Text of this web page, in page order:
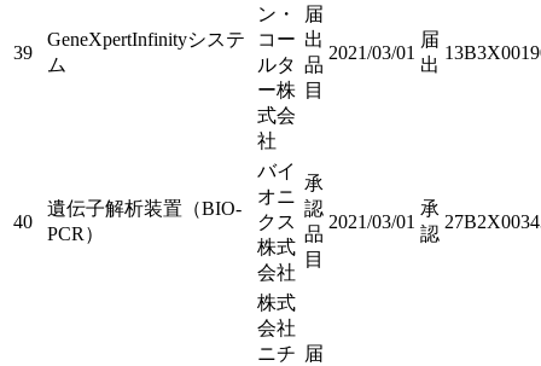
39
GeneXpertInfinityシステ
ム
ン・
コー
ルタ
ー株
式会
社
届
出
品
目
2021/03/01
届
出
40
遺伝子解析装置（BIO-
PCR）
バイ
オニ
クス
株式
会社
承
認
品
目
2021/03/01
承
認
株式
会社
ニチ 届